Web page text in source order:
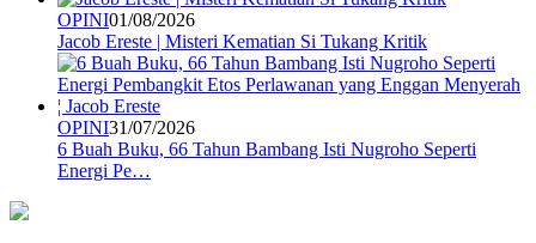
OPINI01/08/2026
Jacob Ereste | Misteri Kematian Si Tukang Kritik
OPINI31/07/2026
6 Buah Buku, 66 Tahun Bambang Isti Nugroho Seperti
Energi Pe…